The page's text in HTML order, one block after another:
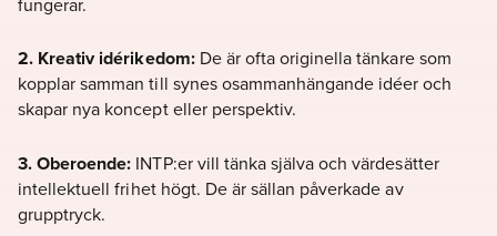
2. Kreativ idérikedom:De är ofta originella tänkare som
kopplar samman till synes osammanhängande idéer och
skapar nya koncept eller perspektiv.
3. Oberoende: INTP:er vill tänka själva och värdesätter
intellektuell frihet högt. De är sällan påverkade av
grupptryck.